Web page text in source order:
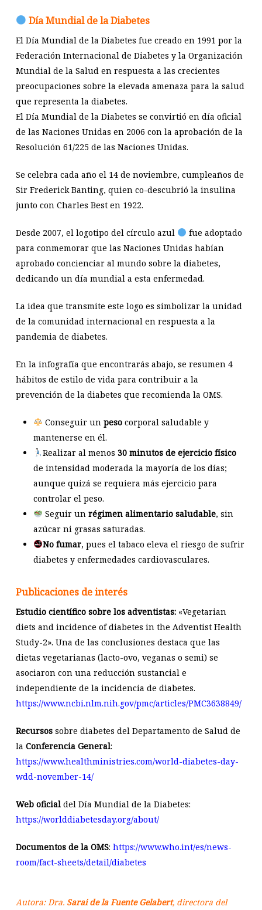
Día Mundial de la Diabetes
El Día Mundial de la Diabetes fue creado en 1991 por la
Federación Internacional de Diabetes y la Organización
Mundial de la Salud en respuesta a las crecientes
preocupaciones sobre la elevada amenaza para la salud
que representa la diabetes.
El Día Mundial de la Diabetes se convirtió en día oficial
de las Naciones Unidas en 2006 con la aprobación de la
Resolución 61/225 de las Naciones Unidas.
Se celebra cada año el 14 de noviembre, cumpleaños de
Sir Frederick Banting, quien co-descubrió la insulina
junto con Charles Best en 1922.
Desde 2007, el logotipo del círculo azul
fue adoptado
para conmemorar que las Naciones Unidas habían
aprobado concienciar al mundo sobre la diabetes,
dedicando un día mundial a esta enfermedad.
La idea que transmite este logo es simbolizar la unidad
de la comunidad internacional en respuesta a la
pandemia de diabetes.
En la infografía que encontrarás abajo, se resumen 4
hábitos de estilo de vida para contribuir a la
prevención de la diabetes que recomienda la OMS.
Conseguir un pesocorporal saludable y
mantenerse en él.
Realizar al menos 30 minutos de ejercicio físico
de intensidad moderada la mayoría de los días;
aunque quizá se requiera más ejercicio para
controlar el peso.
Seguir un régimen alimentario saludable, sin
azúcar ni grasas saturadas.
No fumar, pues el tabaco eleva el riesgo de sufrir
diabetes y enfermedades cardiovasculares.
Publicaciones de interés
Estudio científico sobre los adventistas: «Vegetarian
diets and incidence of diabetes in the Adventist Health
Study-2». Una de las conclusiones destaca que las
dietas vegetarianas (lacto-ovo, veganas o semi) se
asociaron con una reducción sustancial e
independiente de la incidencia de diabetes.
https://www.ncbi.nlm.nih.gov/pmc/articles/PMC3638849/
Recursossobre diabetes del Departamento de Salud de
la Conferencia General:
https://www.healthministries.com/world-diabetes-day-
wdd-november-14/
Web oficialdel Día Mundial de la Diabetes:
https://worlddiabetesday.org/about/
Documentos de la OMS: https://www.who.int/es/news-
room/fact-sheets/detail/diabetes
Autora: Dra. Sarai de la Fuente Gelabert, directora del